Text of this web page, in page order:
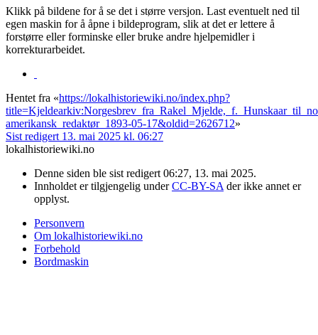
Klikk på bildene for å se det i større versjon. Last eventuelt ned til
egen maskin for å åpne i bildeprogram, slik at det er lettere å
forstørre eller forminske eller bruke andre hjelpemidler i
korrekturarbeidet.
Hentet fra «https://lokalhistoriewiki.no/index.php?
amerikansk_redaktør_1893-05-17&oldid=2626712»
Sist redigert 13. mai 2025 kl. 06:27
lokalhistoriewiki.no
Denne siden ble sist redigert 06:27, 13. mai 2025.
Innholdet er tilgjengelig underCC-BY-SA der ikke annet er
opplyst.
Personvern
Om lokalhistoriewiki.no
Forbehold
Bordmaskin